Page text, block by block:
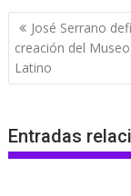
Navegación
de
entradas
José Serrano
creación del
Latino
Entradas